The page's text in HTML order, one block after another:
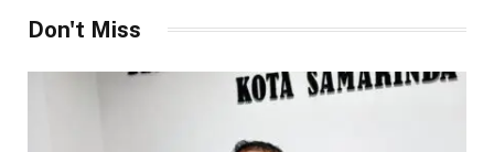
Don't Miss